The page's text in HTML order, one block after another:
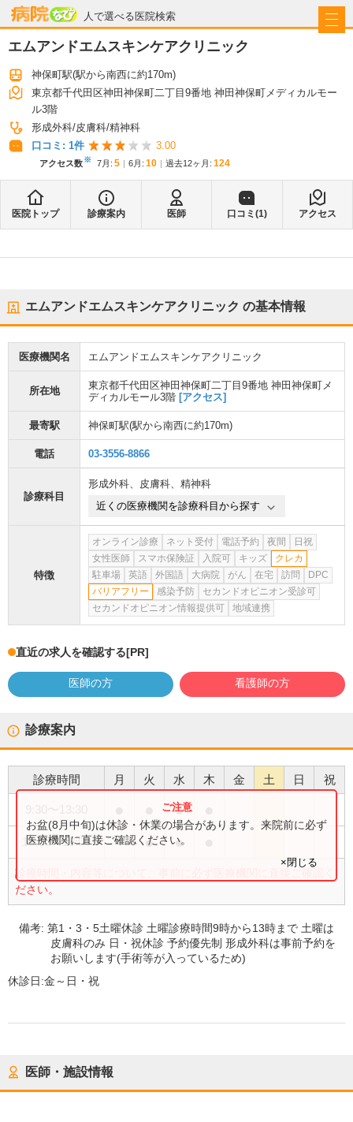
人で選べる医院検索
病院なび
エムアンドエムスキンケアクリニック
神保町駅(駅から南西に約170m)
東京都千代田区神田神保町二丁目9番地 神田神保町メディカルモー
ル3階
形成外科 皮膚科 精神科
口コミ: 1件 3.00
アクセス数※ 7月 : 5 6月 : 10 過去12ヶ月: 124
医院トップ 診療案内 医師 口コミ(1) アクセス
エムアンドエムスキンケアクリニック の基本情報
医療機関名 エムアンドエムスキンケアクリニック
所在地
東京都千代田区神田神保町二丁目9番地 神田神保町メ
ディカルモール3階 [アクセス]
最寄駅 神保町駅(駅から南西に約170m)
電話 03-3556-8866
診療科目
形成外科、 皮膚科、 精神科
近くの医療機関を診療科目から探す
特徴
オンライン診療 ネット受付 電話予約 夜間
日祝
女性医師
スマホ保険証 入院可 キッズ
クレカ
駐車場
英語 外国語 大病院 がん 在宅 訪問
DPC
バリアフリー
感染予防
セカンドオピニオン受診可
セカンドオピニオン情報提供可
地域連携
直近の求人を確認する[PR]
医師の方 看護師の方
診療案内
診療時間 月 火 水 木 金 土 日 祝
●
15:00〜18:00 ● ●
診療時間・内容等について、事前に必ず医療機関に直接ご確認く
ださい。
お盆(8月中旬)は休診・休業の場合があります。来院前に必ず
医療機関に直接ご確認ください。
×閉じる
備考:第1・3・5土曜休診 土曜診療時間9時から13時まで 土曜は
皮膚科のみ 日・祝休診 予約優先制 形成外科は事前予約を
お願いします(手術等が入っているため)
休診日:金～日・祝
医師・施設情報